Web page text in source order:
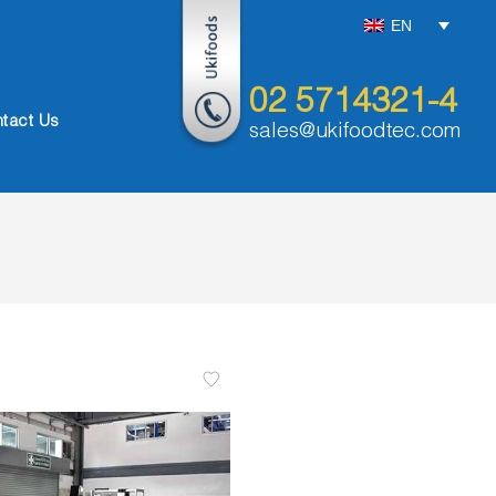
EN
02 5714321-4
sales@ukifoodtec.com
Us